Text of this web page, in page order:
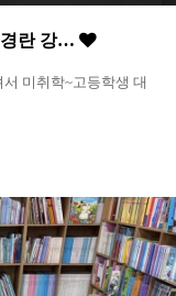
경란 강…
미취학~고등학생 대